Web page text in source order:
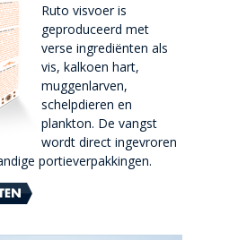
Ruto visvoer is
geproduceerd met
verse ingrediënten als
vis, kalkoen hart,
muggenlarven,
schelpdieren en
plankton. De vangst
wordt direct ingevroren
portieverpakkingen.